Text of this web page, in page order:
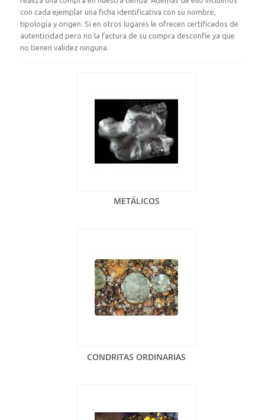
con cada ejemplar una ficha identificativa con su nombre,
tipología y origen. Si en otros lugares le ofrecen certificados de
autenticidad pero no la factura de su compra desconfíe ya que
no tienen validez ninguna.
METÁLICOS
CONDRITAS ORDINARIAS